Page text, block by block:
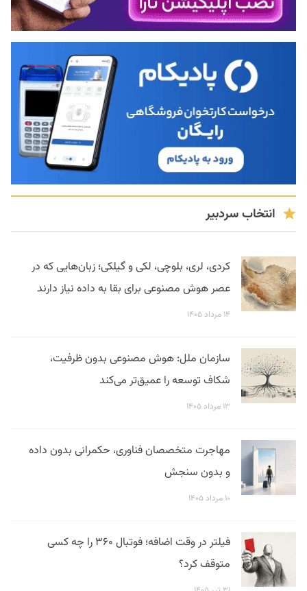
انتخاب سردبیر
کردی، لری، بلوچی، لکی و گیلکی؛ زبان‌هایی که در
عصر هوش مصنوعی برای بقا به داده نیاز دارند
۱۴ مرداد ۱۴۰۵
سازمان ملل: هوش مصنوعی بدون ظرفیت،
شکاف توسعه را عمیق‌تر می‌کند
۱۳ مرداد ۱۴۰۵
مهاجرت متخصصان فناوری، حکمرانی بدون داده
و بدون سنجش
۱۰ مرداد ۱۴۰۵
فیلتر در وقت اضافه؛ فوتبال ۳۶۰ را چه کسی
متوقف کرد؟